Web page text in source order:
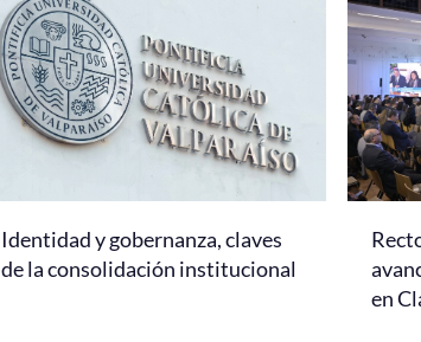
Identidad y gobernanza, claves
de la consolidación institucional
en